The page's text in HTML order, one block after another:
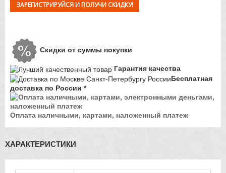
ЗАРЕГИСТРИРУЙСЯ И ПОЛУЧИ СКИДКУ!
Скидки от суммы покупки
Гарантия качества
Бесплатная
доставка по России *
Оплата наличными, картами, наложенный платеж
ХАРАКТЕРИСТИКИ